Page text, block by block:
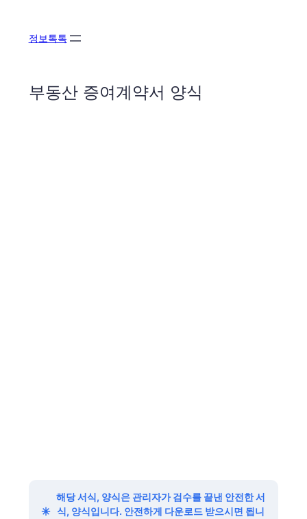
정보톡톡
부동산 증여계약서 양식
✳
해당 서식, 양식은 관리자가 검수를 끝낸 안전한 서
식, 양식입니다. 안전하게 다운로드 받으시면 됩니